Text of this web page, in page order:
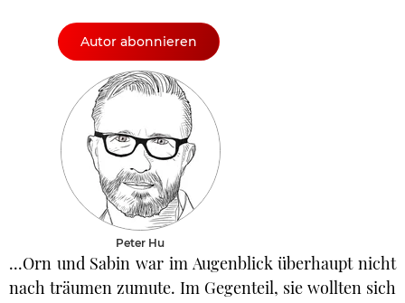
Autor abonnieren
Peter Hu
...Orn und Sabin war im Augenblick überhaupt nicht
nach träumen zumute. Im Gegenteil, sie wollten sich